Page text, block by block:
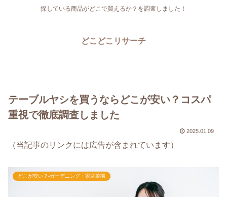
探している商品がどこで買えるか？を調査しました！
どこどこリサーチ
テーブルヤシを買うならどこが安い？コスパ
重視で徹底調査しました
2025.01.09
（当記事のリンクには広告が含まれています）
どこが安い？-ガーデニング・家庭菜園